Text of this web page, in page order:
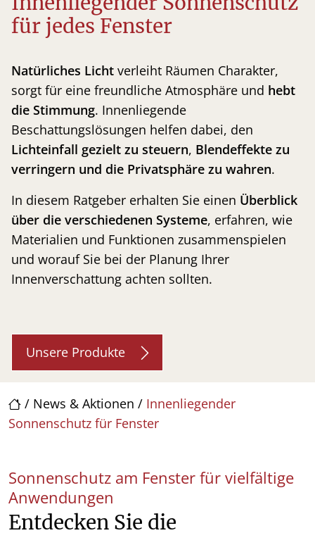
/ News & Aktionen / Innenliegender
Sonnenschutz für Fenster
für jedes Fenster
Natürliches Licht verleiht Räumen Charakter,
sorgt für eine freundliche Atmosphäre und hebt
die Stimmung. Innenliegende
Beschattungslösungen helfen dabei, den
Lichteinfall gezielt zu steuern, Blendeffekte zu
verringern und die Privatsphäre zu wahren.
In diesem Ratgeber erhalten Sie einen Überblick
über die verschiedenen Systeme, erfahren, wie
Materialien und Funktionen zusammenspielen
und worauf Sie bei der Planung Ihrer
Innenverschattung achten sollten.
Unsere Produkte
Sonnenschutz am Fenster für vielfältige
Anwendungen
Entdecken Sie die